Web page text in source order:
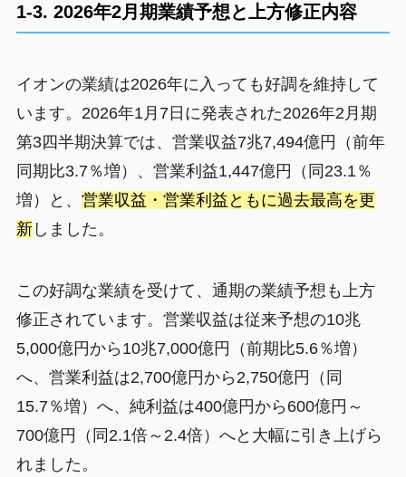
1-3. 2026年2月期業績予想と上方修正内容
イオンの業績は2026年に入っても好調を維持して
います。2026年1月7日に発表された2026年2月期
第3四半期決算では、営業収益7兆7,494億円（前年
同期比3.7％増）、営業利益1,447億円（同23.1％
増）と、 営業収益・営業利益ともに過去最高を更
新しました。
この好調な業績を受けて、通期の業績予想も上方
修正されています。営業収益は従来予想の10兆
5,000億円から10兆7,000億円（前期比5.6％増）
へ、営業利益は2,700億円から2,750億円（同
15.7％増）へ、純利益は400億円から600億円～
700億円（同2.1倍～2.4倍）へと大幅に引き上げら
れました。